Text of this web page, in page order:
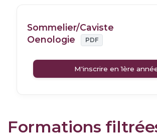
Sommelier/Caviste
Oenologie
PDF
M'inscrire en 1ère
Formations